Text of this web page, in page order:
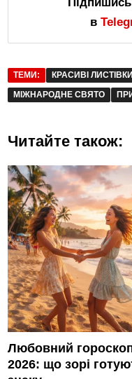
в
ТЕМИ: КРАСИВІ ЛИСТІВКИ
МІЖНАРОДНЕ СВЯТО
Читайте також:
Любовний
2026: що зорі